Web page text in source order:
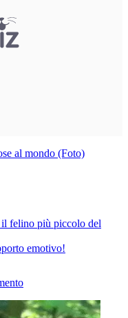
al mondo (Foto)
felino più piccolo del
emotivo!